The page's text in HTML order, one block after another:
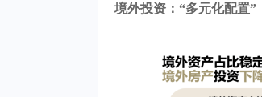
境外投资： “多元化配置”